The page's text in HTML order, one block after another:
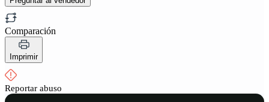
Comparación
Imprimir
Reportar abuso